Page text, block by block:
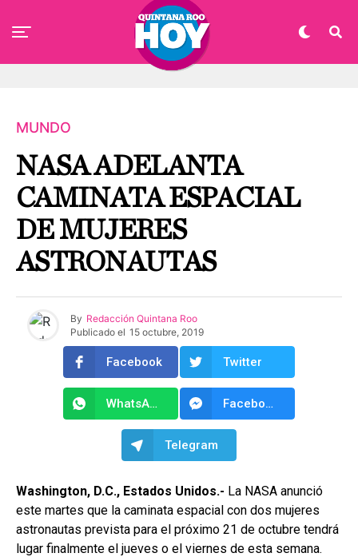
MUNDO
NASA ADELANTA
CAMINATA ESPACIAL
DE MUJERES
ASTRONAUTAS
By Redacción Quintana Roo
Publicado el 15 octubre, 2019
Facebook Twitter
WhatsApp Facebook Messenger
Telegram
Washington, D.C., Estados Unidos.- La NASA anunció
este martes que la caminata espacial con dos mujeres
astronautas prevista para el próximo 21 de octubre tendrá
lugar finalmente el jueves o el viernes de esta semana.